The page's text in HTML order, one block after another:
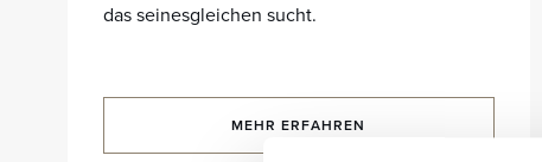
das seinesgleichen sucht.
MEHR ERFAHREN